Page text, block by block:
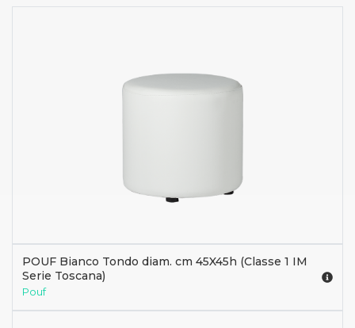
POUF Bianco Tondo diam. cm 45X45h (Classe 1 IM
Serie Toscana)
Pouf